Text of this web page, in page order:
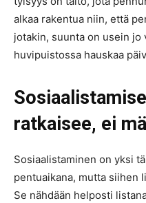
alkaa rakentua niin, että
jotakin, suunta on usein jo
huvipuistossa hauskaa
ratkaisee, ei
Sosiaalistaminen on yksi
pentuaikana, mutta siihen
Se nähdään helposti